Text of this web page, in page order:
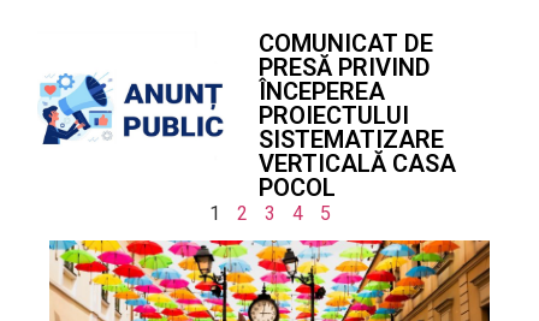
COMUNICAT DE
PRESĂ PRIVIND
ÎNCEPEREA
PROIECTULUI
SISTEMATIZARE
VERTICALĂ CASA
POCOL
1 2 3 4 5